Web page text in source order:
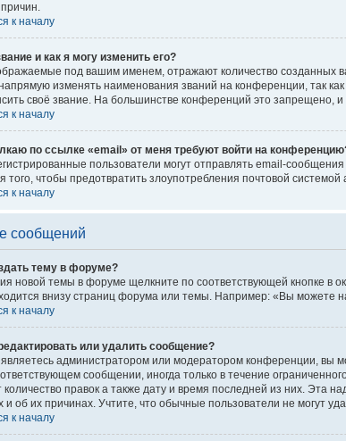
к началу
и как я могу изменить его?
под вашим именем, отражают количество
изменять наименования званий на конференции, так
своё звание. На большинстве конференций это запрещено,
к началу
по ссылке «email» от меня требуют войти на
пользователи могут отправлять email-
того, чтобы предотвратить злоупотребления почтовой
к началу
сообщений
тему в форуме?
новой темы в форуме щелкните по соответствующей кнопке в
внизу страниц форума или темы. Например: «Вы можете
к началу
или удалить сообщение?
администратором или модератором конференции, вы
сообщении, иногда только в течение
количество правок а также дату и время последней из них. Эта
и об их причинах. Учтите, что обычные пользователи не могут
к началу